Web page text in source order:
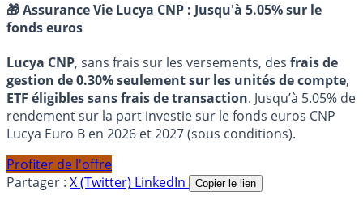
🎁 Assurance Vie Lucya CNP : Jusqu'à 5.05% sur le
fonds euros
Lucya CNP, sans frais sur les versements, des frais de
gestion de 0.30% seulement sur les unités de compte,
ETF éligibles sans frais de transaction. Jusqu’à 5.05% de
rendement sur la part investie sur le fonds euros CNP
Lucya Euro B en 2026 et 2027 (sous conditions).
Profiter de l'offre
Partager : X (Twitter) LinkedIn Copier le lien